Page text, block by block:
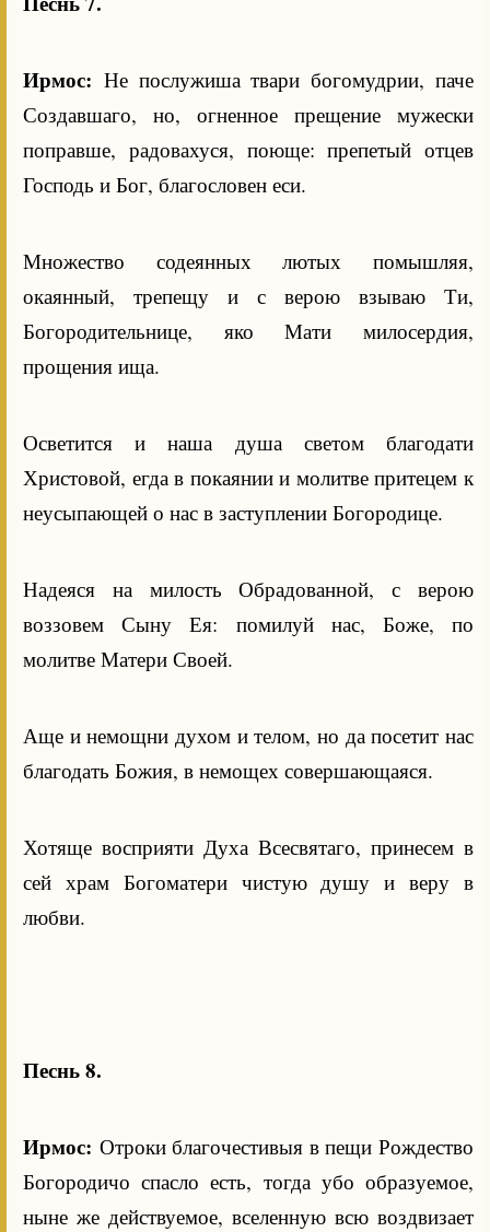
Ирмос: Не послужиша твари богомудрии, паче
Создавшаго, но, огненное прещение мужески
поправше, радовахуся, поюще: препетый отцев
Господь и Бог, благословен еси.
Множество содеянных лютых помышляя,
окаянный, трепещу и с верою взываю Ти,
Богородительнице, яко Мати милосердия,
прощения ища.
Осветится и наша душа светом благодати
Христовой, егда в покаянии и молитве притецем к
неусыпающей о нас в заступлении Богородице.
Надеяся на милость Обрадованной, с верою
воззовем Сыну Ея: помилуй нас, Боже, по
молитве Матери Своей.
Аще и немощни духом и телом, но да посетит нас
благодать Божия, в немощех совершающаяся.
Хотяще восприяти Духа Всесвятаго, принесем в
сей храм Богоматери чистую душу и веру в
любви.
Песнь 8.
Ирмос: Отроки благочестивыя в пещи Рождество
Богородичо спасло есть, тогда убо образуемое,
ныне же действуемое, вселенную всю воздвизает